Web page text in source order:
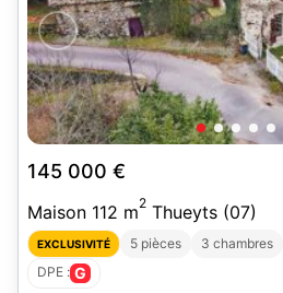
145 000 €
Maison 112 m2 Thueyts (07)
EXCLUSIVITÉ 5 pièces 3 chambres
DPE : G